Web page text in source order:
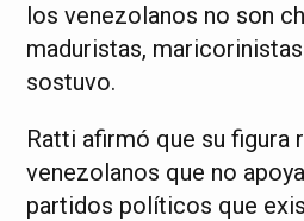
los venezolanos no son
maduristas,
sostuvo.
Ratti afirmó que su figura
venezolanos que no
partidos políticos que